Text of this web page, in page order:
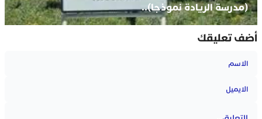
(مدرسة الريادة نموذجا)..
أضف تعليقك